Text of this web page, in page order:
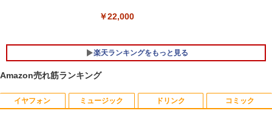
￥22,000
楽天ランキングをもっと見る
1
【全品最大2500円OFFクーポン】【超小
1
DELL デル E1913S LED液晶モニター 19
1 夏帆 The Tale of KAHO [ 村上 春樹 ]
Amazon売れ筋ランキング
イヤフォン ミュージック ドリンク コミック